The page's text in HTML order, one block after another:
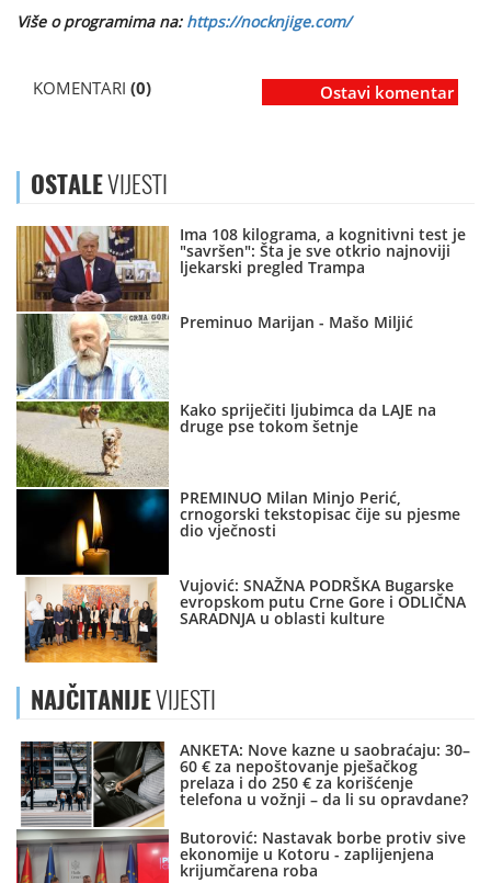
Više o programima na:https://nocknjige.com/
KOMENTARI (0) Ostavi komentar
OSTALEVIJESTI
Ima 108 kilograma, a kognitivni test je
"savršen": Šta je sve otkrio najnoviji
ljekarski pregled Trampa
Preminuo Marijan - Mašo Miljić
Kako spriječiti ljubimca da LAJE na
druge pse tokom šetnje
PREMINUO Milan Minjo Perić,
crnogorski tekstopisac čije su pjesme
dio vječnosti
Vujović: SNAŽNA PODRŠKA Bugarske
evropskom putu Crne Gore i ODLIČNA
SARADNJA u oblasti kulture
NAJČITANIJEVIJESTI
ANKETA: Nove kazne u saobraćaju: 30–
60 € za nepoštovanje pješačkog
prelaza i do 250 € za korišćenje
telefona u vožnji – da li su opravdane?
Butorović: Nastavak borbe protiv sive
ekonomije u Kotoru - zaplijenjena
krijumčarena roba